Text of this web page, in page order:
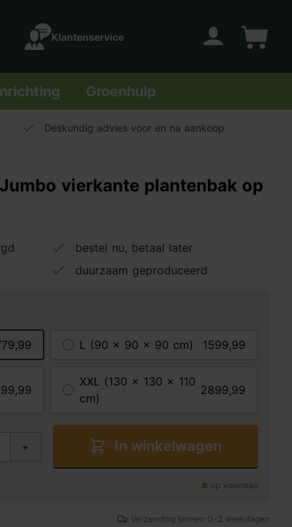
Klantenservice
Groenhulp
Deskundig advies voor en na aankoop
vierkante plantenbak op
bestel nu, betaal later
duurzaam geproduceerd
L (90 x 90 x 90 cm) 1599,99
XXL (130 x 130 x 110
cm)
2899,99
+ In winkelwagen
op voorraad
Verzending binnen 0-2 werkdagen